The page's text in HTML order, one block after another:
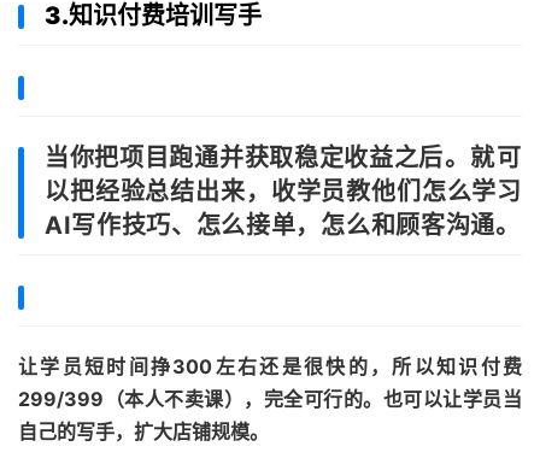
3.知识付费培训写手
当你把项目跑通并获取稳定收益之后。 就可
以把经验总结出来，收学员教他们怎么学习
AI写作技巧、怎么接单，怎么和顾客沟通。
让学员短时间挣300左右还是很快的，所以知识付费
299/399（本人不卖课），完全可行的。也可以让学员当
自己的写手，扩大店铺规模。